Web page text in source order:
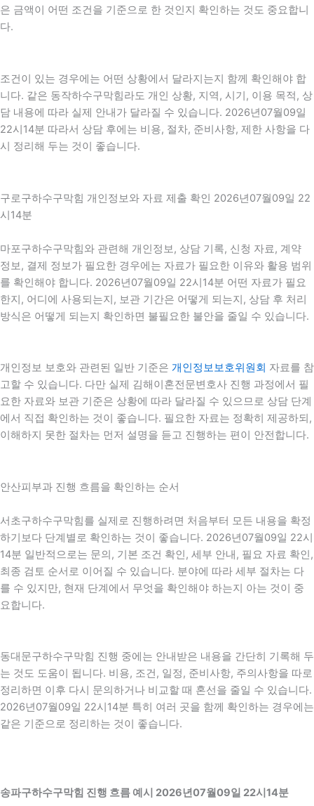
은 금액이 어떤 조건을 기준으로 한 것인지 확인하는 것도 중요합니
다.
조건이 있는 경우에는 어떤 상황에서 달라지는지 함께 확인해야 합
니다. 같은 동작하수구막힘라도 개인 상황, 지역, 시기, 이용 목적, 상
담 내용에 따라 실제 안내가 달라질 수 있습니다. 2026년07월09일
22시14분 따라서 상담 후에는 비용, 절차, 준비사항, 제한 사항을 다
시 정리해 두는 것이 좋습니다.
구로구하수구막힘 개인정보와 자료 제출 확인 2026년07월09일 22
시14분
마포구하수구막힘와 관련해 개인정보, 상담 기록, 신청 자료, 계약
정보, 결제 정보가 필요한 경우에는 자료가 필요한 이유와 활용 범위
를 확인해야 합니다. 2026년07월09일 22시14분 어떤 자료가 필요
한지, 어디에 사용되는지, 보관 기간은 어떻게 되는지, 상담 후 처리
방식은 어떻게 되는지 확인하면 불필요한 불안을 줄일 수 있습니다.
개인정보 보호와 관련된 일반 기준은 개인정보보호위원회 자료를 참
고할 수 있습니다. 다만 실제 김해이혼전문변호사 진행 과정에서 필
요한 자료와 보관 기준은 상황에 따라 달라질 수 있으므로 상담 단계
에서 직접 확인하는 것이 좋습니다. 필요한 자료는 정확히 제공하되,
이해하지 못한 절차는 먼저 설명을 듣고 진행하는 편이 안전합니다.
안산피부과 진행 흐름을 확인하는 순서
서초구하수구막힘를 실제로 진행하려면 처음부터 모든 내용을 확정
하기보다 단계별로 확인하는 것이 좋습니다. 2026년07월09일 22시
14분 일반적으로는 문의, 기본 조건 확인, 세부 안내, 필요 자료 확인,
최종 검토 순서로 이어질 수 있습니다. 분야에 따라 세부 절차는 다
를 수 있지만, 현재 단계에서 무엇을 확인해야 하는지 아는 것이 중
요합니다.
동대문구하수구막힘 진행 중에는 안내받은 내용을 간단히 기록해 두
는 것도 도움이 됩니다. 비용, 조건, 일정, 준비사항, 주의사항을 따로
정리하면 이후 다시 문의하거나 비교할 때 혼선을 줄일 수 있습니다.
2026년07월09일 22시14분 특히 여러 곳을 함께 확인하는 경우에는
같은 기준으로 정리하는 것이 좋습니다.
송파구하수구막힘 진행 흐름 예시 2026년07월09일 22시14분